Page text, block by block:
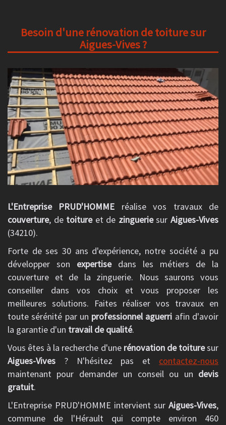
Besoin d'une rénovation de toiture sur
Aigues-Vives ?
L'Entreprise PRUD'HOMME réalise vos travaux de
couverture, de toitureet de zingueriesurAigues-Vives
(34210).
Forte de ses 30 ans d'expérience, notre société a pu
développer son expertisedans les métiers de la
couverture et de la zinguerie. Nous saurons vous
conseiller dans vos choix et vous proposer les
meilleures solutions. Faites réaliser vos travaux en
toute sérénité par un professionnel aguerri afin d'avoir
la garantie d'un travail de qualité.
Vous êtes à la recherche d'une rénovation de toituresur
Aigues-Vives ? N'hésitez pas et contactez-nous
maintenant pour demander un conseil ou un devis
gratuit.
L'Entreprise PRUD'HOMME intervient sur Aigues-Vives,
commune de l'Hérault qui compte environ 460